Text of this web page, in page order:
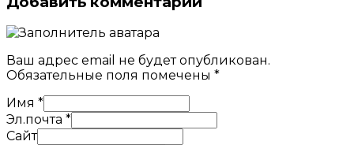
Ваш адрес email не будет опубликован.
Обязательные поля помечены *
Имя *
Эл.почта *
Сайт